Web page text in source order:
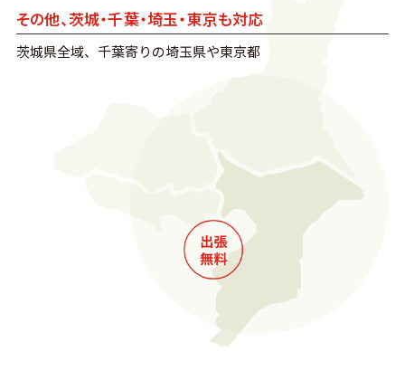
その他、茨城・千葉・埼玉・東京も対応
茨城県全域、千葉寄りの埼玉県や東京都